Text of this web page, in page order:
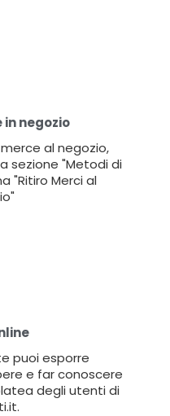
negozio
al negozio,
sezione "Metodi di
"Ritiro Merci al
puoi esporre
e far conoscere
degli utenti di